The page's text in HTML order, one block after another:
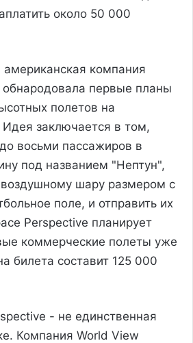
около 50 000
компания
обнародовала первые планы
полетов на
заключается в том,
восьми пассажиров в
под названием "Нептун",
шару размером с
поле, и отправить их
Perspective планирует
коммерческие полеты уже
билета составит 125 000
- не единственная
Компания World View